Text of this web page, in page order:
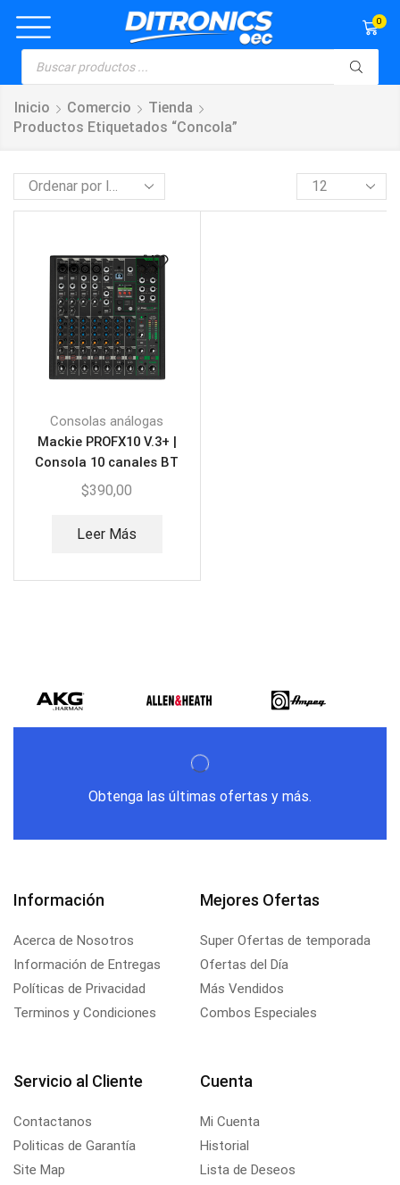
0
Inicio Comercio
Tienda
Productos Etiquetados “Concola”
Consolas análogas
Mackie PROFX10 V.3+ |
Consola 10 canales BT
$390,00
Leer Más
Obtenga las últimas ofertas y más.
Información
Acerca de Nosotros
Información de Entregas
Políticas de Privacidad
Terminos y Condiciones
Mejores Ofertas
Super Ofertas de temporada
Ofertas del Día
Más Vendidos
Combos Especiales
Servicio al Cliente
Contactanos
Politicas de Garantía
Site Map
Cuenta
Mi Cuenta
Historial
Lista de Deseos